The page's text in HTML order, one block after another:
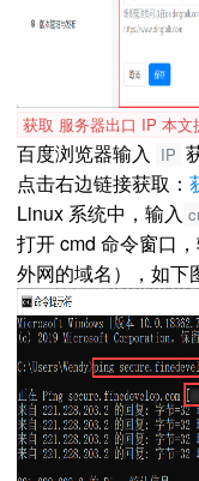
获取 服务器出口 IP 本文
百度浏览器输入 IP
点击右边链接获取：
Linux 系统中，输入
打开 cmd 命令窗口
外网的域名），如下